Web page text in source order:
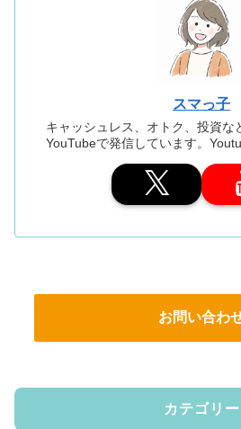
スマっ子
キャッシュレス、オトク、投資な
YouTubeで発信しています。
お問い合わ
カテゴリー